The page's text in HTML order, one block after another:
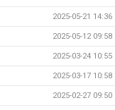
2025-05-21 14:36
2025-05-12 09:58
2025-03-24 10:55
2025-03-17 10:58
2025-02-27 09:50